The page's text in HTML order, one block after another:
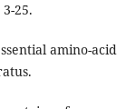
25.
amino-acid